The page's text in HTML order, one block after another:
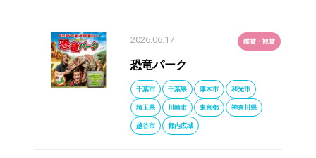
2026.06.17 鑑賞・観賞
恐竜パーク
千葉市 千葉県 厚木市 和光市
埼玉県 川崎市 東京都 神奈川県
越谷市 都内広域